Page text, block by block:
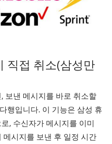
직접 취소(삼성만
보낸 메시지를 바로 취소할
행입니다. 이 기능은 삼성 휴
, 수신자가 메시지를 이미
시지를 보낸 후 일정 시간